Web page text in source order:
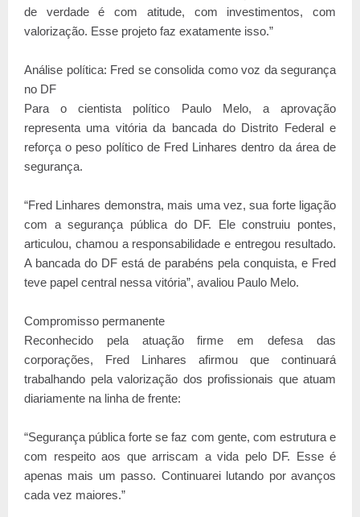
de verdade é com atitude, com investimentos, com
valorização. Esse projeto faz exatamente isso.”
Análise política: Fred se consolida como voz da segurança
no DF
Para o cientista político Paulo Melo, a aprovação
representa uma vitória da bancada do Distrito Federal e
reforça o peso político de Fred Linhares dentro da área de
segurança.
“Fred Linhares demonstra, mais uma vez, sua forte ligação
com a segurança pública do DF. Ele construiu pontes,
articulou, chamou a responsabilidade e entregou resultado.
A bancada do DF está de parabéns pela conquista, e Fred
teve papel central nessa vitória”, avaliou Paulo Melo.
Compromisso permanente
Reconhecido pela atuação firme em defesa das
corporações, Fred Linhares afirmou que continuará
trabalhando pela valorização dos profissionais que atuam
diariamente na linha de frente:
“Segurança pública forte se faz com gente, com estrutura e
com respeito aos que arriscam a vida pelo DF. Esse é
apenas mais um passo. Continuarei lutando por avanços
cada vez maiores.”